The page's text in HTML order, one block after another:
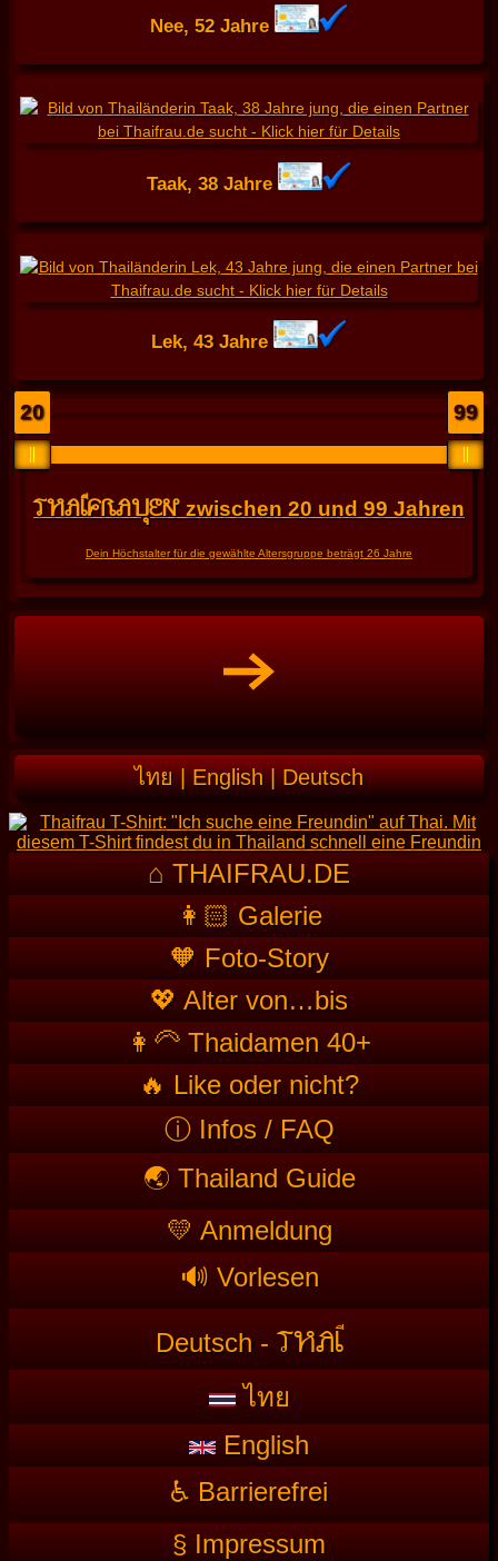
Nee, 52 Jahre
Taak, 38 Jahre
Lek, 43 Jahre
20 99
THAIFRAUENzwischen 20 und 99 Jahren
Dein Höchstalter für die gewählte Altersgruppe beträgt 26 Jahre
ไทย|English|Deutsch
⌂ THAIFRAU.DE
👩🏻 Galerie
🧡 Foto-Story
💖 Alter von…bis
👩‍🦳 Thaidamen 40+
🔥 Like oder nicht?
ⓘ Infos / FAQ
🌏 Thailand Guide
💛 Anmeldung
🔊 Vorlesen
Deutsch - THAI
ไทย
English
♿ Barrierefrei
§ Impressum